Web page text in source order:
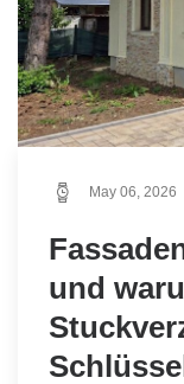
May 06, 2026
und